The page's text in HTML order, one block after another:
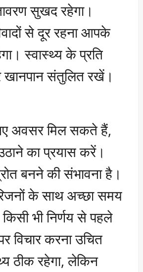
सुखद रहेगा।
से दूर रहना आपके
स्वास्थ्य के प्रति
संतुलित रखें।
अवसर मिल सकते हैं,
का प्रयास करें।
बनने की संभावना है।
के साथ अच्छा समय
किसी भी निर्णय से पहले
विचार करना उचित
ठीक रहेगा, लेकिन